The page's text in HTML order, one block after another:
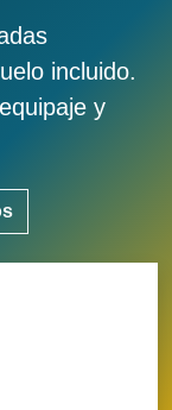
incluido.
y